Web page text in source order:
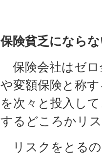
保険貧乏になら
保険会社はゼロ
や変額保険と称
を次々と投入し
するどころかリ
リスクをとるの